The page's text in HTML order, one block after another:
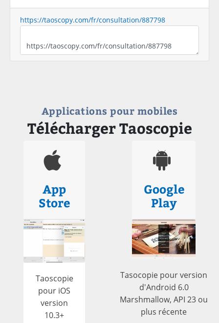
https://taoscopy.com/fr/consultation/887798
Applications pour mobiles
Télécharger Taoscopie
App
Store
Taoscopie
pour iOS
version
10.3+
Google
Play
Tasocopie pour version
d'Android 6.0
Marshmallow, API 23 ou
plus récente